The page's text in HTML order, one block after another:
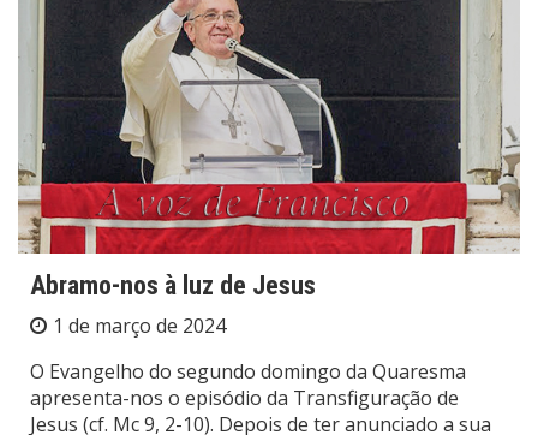
Abramo-nos à luz de Jesus
1 de março de 2024
O Evangelho do segundo domingo da Quaresma
apresenta-nos o episódio da Transfiguração de
Jesus (cf. Mc 9, 2-10). Depois de ter anunciado a sua